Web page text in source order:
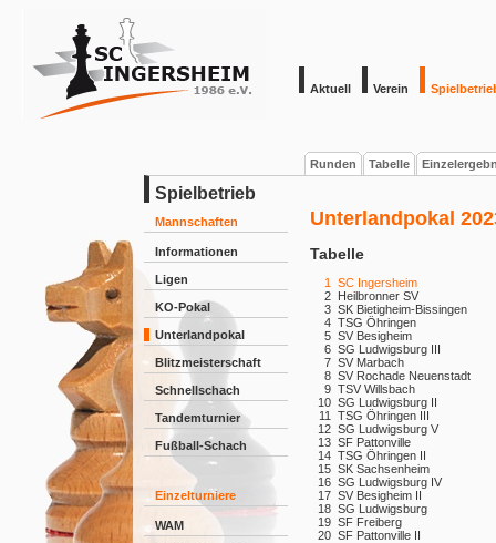
Aktuell Verein
Runden Tabelle
Spielbetrieb
Mannschaften
Informationen
Ligen
KO-Pokal
Unterlandpokal
Blitzmeisterschaft
Schnellschach
Tandemturnier
Fußball-Schach
Einzelturniere
WAM
Unterlandpokal
Tabelle
1
SC Ingersheim
2 Heilbronner SV
3 SK Bietigheim-Bissingen
4 TSG Öhringen
5 SV Besigheim
6 SG Ludwigsburg III
7 SV Marbach
8 SV Rochade Neuenstadt
9 TSV Willsbach
10 SG Ludwigsburg II
11
TSG Öhringen III
12 SG Ludwigsburg V
13 SF Pattonville
14 TSG Öhringen II
15 SK Sachsenheim
16 SG Ludwigsburg IV
17 SV Besigheim II
18 SG Ludwigsburg
19 SF Freiberg
20 SF Pattonville II